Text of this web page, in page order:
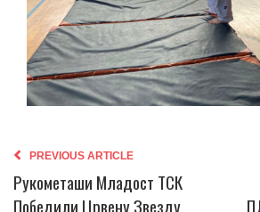
PREVIOUS ARTICLE
Рукометаши Младост ТСК
Победили Црвену Звезду